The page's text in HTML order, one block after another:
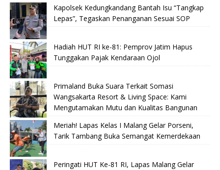
Kapolsek Kedungkandang Bantah Isu “Tangkap
Lepas”, Tegaskan Penanganan Sesuai SOP
Hadiah HUT RI ke-81: Pemprov Jatim Hapus
Tunggakan Pajak Kendaraan Ojol
Primaland Buka Suara Terkait Somasi
Wangsakarta Resort & Living Space: Kami
Mengutamakan Mutu dan Kualitas Bangunan
Meriah! Lapas Kelas I Malang Gelar Porseni,
Tarik Tambang Buka Semangat Kemerdekaan
Peringati HUT Ke-81 RI, Lapas Malang Gelar